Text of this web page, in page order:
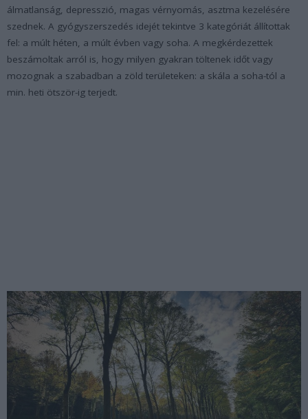
álmatlanság, depresszió, magas vérnyomás, asztma kezelésére
szednek. A gyógyszerszedés idejét tekintve 3 kategóriát állítottak
fel: a múlt héten, a múlt évben vagy soha. A megkérdezettek
beszámoltak arról is, hogy milyen gyakran töltenek időt vagy
mozognak a szabadban a zöld területeken: a skála a soha-tól a
min. heti ötször-ig terjedt.